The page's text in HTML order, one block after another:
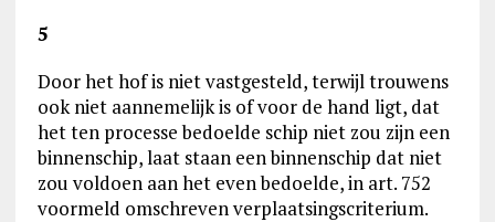
5
Door het hof is niet vastgesteld, terwijl trouwens
ook niet aannemelijk is of voor de hand ligt, dat
het ten processe bedoelde schip niet zou zijn een
binnenschip, laat staan een binnenschip dat niet
zou voldoen aan het even bedoelde, in art. 752
voormeld omschreven verplaatsingscriterium.